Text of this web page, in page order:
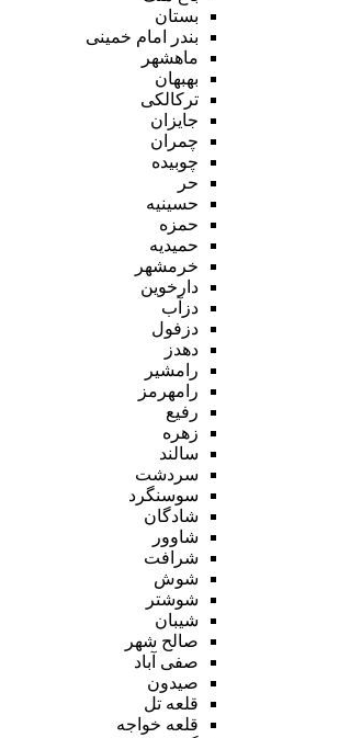
بستان
بندر امام خمینی
ماهشهر
بهبهان
ترکالکی
جایزان
چمران
چوبیده
حر
حسینیه
حمزه
حمیدیه
خرمشهر
دارخوین
دزآب
دزفول
دهدز
رامشیر
رامهرمز
رفیع
زهره
سالند
سردشت
سوسنگرد
شادگان
شاوور
شرافت
شوش
شوشتر
شیبان
صالح شهر
صفی آباد
صیدون
قلعه تل
قلعه خواجه